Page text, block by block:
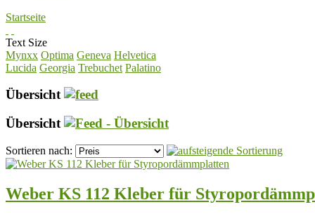
Startseite
Text Size
Mynxx Optima Geneva Helvetica
Lucida Georgia Trebuchet Palatino
Übersicht
Übersicht
Sortieren nach:
Weber KS 112 Kleber für